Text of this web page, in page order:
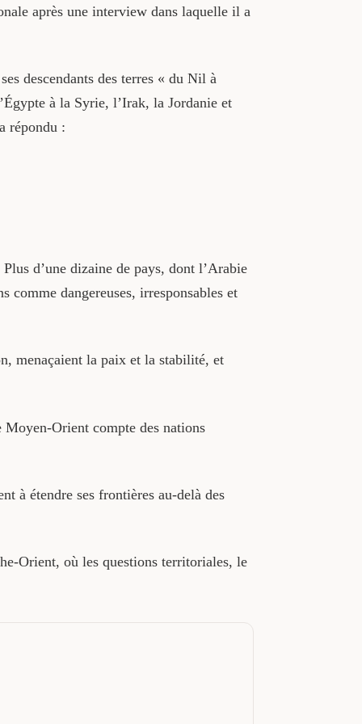
après une interview dans laquelle il a
descendants des terres « du Nil à
à la Syrie, l’Irak, la Jordanie et
répondu :
d’une dizaine de pays, dont l’Arabie
dangereuses, irresponsables et
menaçaient la paix et la stabilité, et
Orient compte des nations
à étendre ses frontières au-delà des
Orient, où les questions territoriales, le